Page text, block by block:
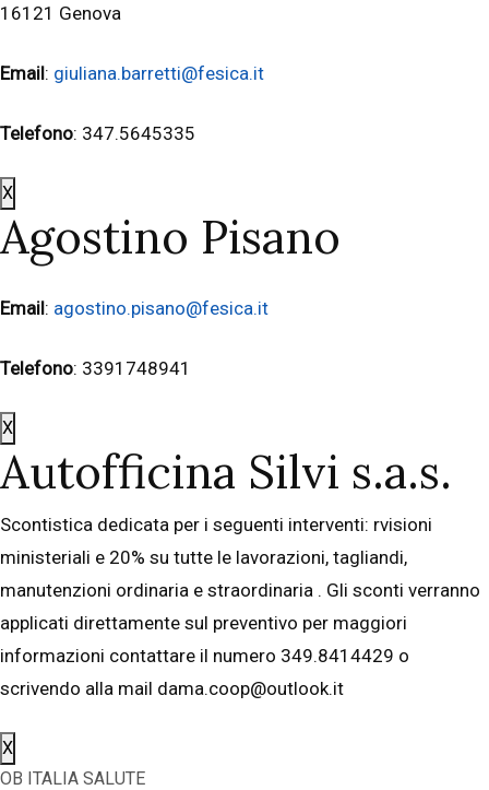
16121 Genova
Email: giuliana.barretti@fesica.it
Telefono: 347.5645335
X
Agostino Pisano
Email: agostino.pisano@fesica.it
Telefono: 3391748941
X
Autofficina Silvi s.a.s.
Scontistica dedicata per i seguenti interventi: rvisioni
ministeriali e 20% su tutte le lavorazioni, tagliandi,
manutenzioni ordinaria e straordinaria . Gli sconti verranno
applicati direttamente sul preventivo per maggiori
informazioni contattare il numero 349.8414429 o
scrivendo alla mail dama.coop@outlook.it
X
OB ITALIA SALUTE